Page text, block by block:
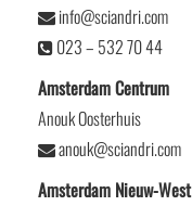
info@sciandri.com
023 – 532 70 44
Amsterdam Centrum
Anouk Oosterhuis
anouk@sciandri.com
Amsterdam Nieuw-West